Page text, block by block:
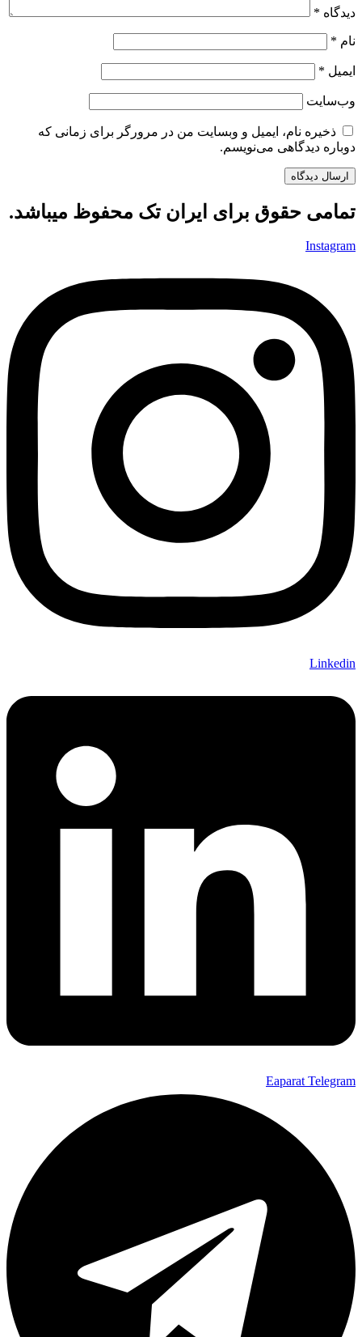
دیدگاه *
نام *
ایمیل *
وب‌سایت
ذخیره نام، ایمیل و وبسایت من در مرورگر برای زمانی که
دوباره دیدگاهی می‌نویسم.
تمامی حقوق برای ایران تک محفوظ میباشد.
Instagram
Linkedin
Eaparat Telegram